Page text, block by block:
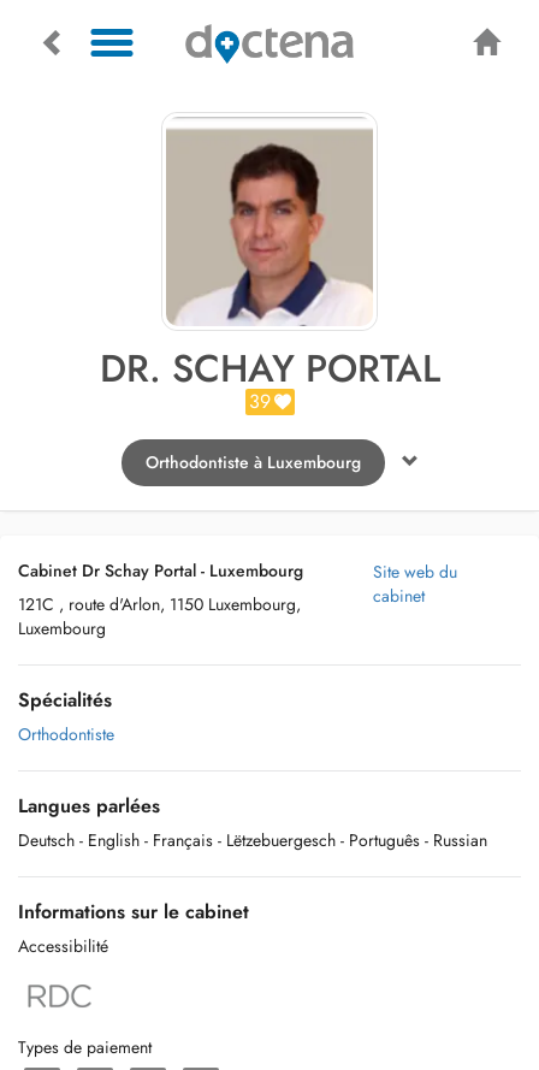
DR. SCHAY PORTAL
39
Orthodontiste à Luxembourg
Cabinet Dr Schay Portal - Luxembourg
121C , route d'Arlon, 1150 Luxembourg,
Luxembourg
Site web du
cabinet
Spécialités
Orthodontiste
Langues parlées
Deutsch - English - Français - Lëtzebuergesch - Português - Russian
Informations sur le cabinet
Accessibilité
Types de paiement